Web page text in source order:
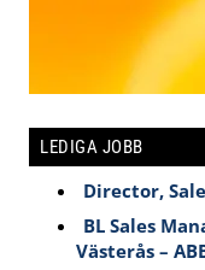
LEDIGA JOBB
Director,
BL Sales
Västerås –